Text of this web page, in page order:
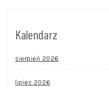
Kalendarz
sierpień 2026
lipiec 2026